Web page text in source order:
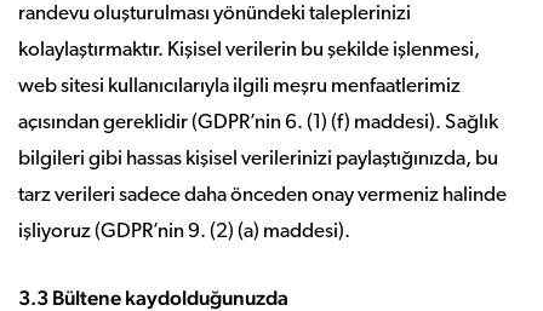
randevu oluşturulması yönündeki taleplerinizi
kolaylaştırmaktır. Kişisel verilerin bu şekilde işlenmesi,
web sitesi kullanıcılarıyla ilgili meşru menfaatlerimiz
açısından gereklidir (GDPR’nin 6. (1) (f) maddesi). Sağlık
bilgileri gibi hassas kişisel verilerinizi paylaştığınızda, bu
tarz verileri sadece daha önceden onay vermeniz halinde
işliyoruz (GDPR’nin 9. (2) (a) maddesi).
3.3 Bültene kaydolduğunuzda